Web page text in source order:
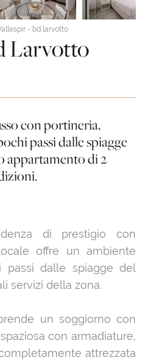
- bd larvotto
Larvotto
con portineria,
passi dalle spiagge
appartamento di 2
di prestigio con
offre un ambiente
passi dalle spiagge del
servizi della zona.
un soggiorno con
con armadiature,
attrezzata